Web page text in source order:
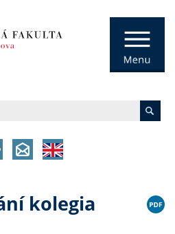
kolegia